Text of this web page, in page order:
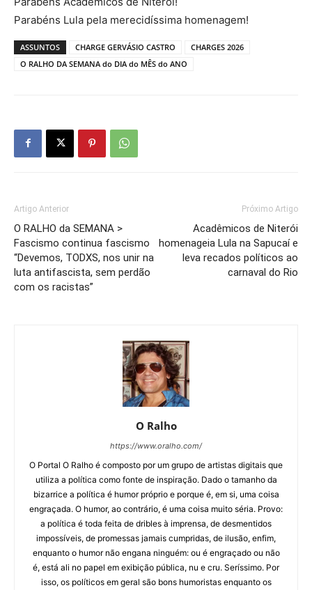
Parabéns Lula pela merecidíssima homenagem!
ASSUNTOS CHARGE GERVÁSIO CASTRO
CHARGES 2026
O RALHO DA SEMANA do DIA do MÊS do ANO
Artigo Anterior
O RALHO da SEMANA >
Fascismo continua fascismo
“Devemos, TODXS, nos unir na
luta antifascista, sem perdão
com os racistas”
Próximo Artigo
Acadêmicos de Niterói
homenageia Lula na Sapucaí e
leva recados políticos ao
carnaval do Rio
O Ralho
https://www.oralho.com/
O Portal O Ralho é composto por um grupo de artistas digitais que
utiliza a política como fonte de inspiração. Dado o tamanho da
bizarrice a política é humor próprio e porque é, em si, uma coisa
engraçada. O humor, ao contrário, é uma coisa muito séria. Provo:
a política é toda feita de dribles à imprensa, de desmentidos
impossíveis, de promessas jamais cumpridas, de ilusão, enfim,
enquanto o humor não engana ninguém: ou é engraçado ou não
é, está ali no papel em exibição pública, nu e cru. Seríssimo. Por
isso, os políticos em geral são bons humoristas enquanto os